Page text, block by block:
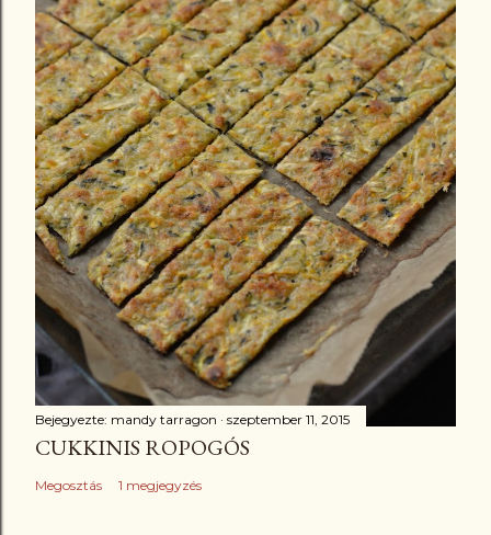
Bejegyezte: mandy tarragon szeptember 11, 2015
CUKKINIS ROPOGÓS
Megosztás 1 megjegyzés